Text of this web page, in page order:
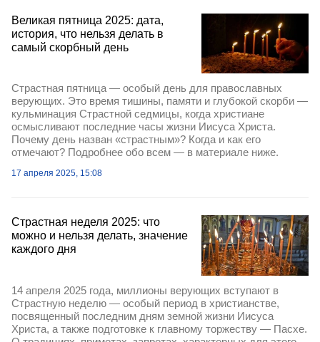
Великая пятница 2025: дата,
история, что нельзя делать в
самый скорбный день
Страстная пятница — особый день для православных
верующих. Это время тишины, памяти и глубокой скорби —
кульминация Страстной седмицы, когда христиане
осмысливают последние часы жизни Иисуса Христа.
Почему день назван «страстным»? Когда и как его
отмечают? Подробнее обо всем — в материале ниже.
17 апреля 2025, 15:08
Страстная неделя 2025: что
можно и нельзя делать, значение
каждого дня
14 апреля 2025 года, миллионы верующих вступают в
Страстную неделю — особый период в христианстве,
посвященный последним дням земной жизни Иисуса
Христа, а также подготовке к главному торжеству — Пасхе.